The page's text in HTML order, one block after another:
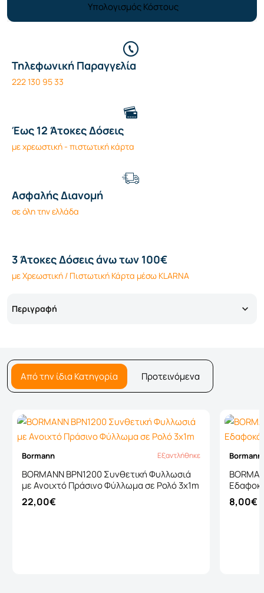
Υπολογισμός Κόστους
Τηλεφωνική Παραγγελία
222 130 95 33
Έως 12 Άτοκες Δόσεις
με χρεωστική - πιστωτική κάρτα
Ασφαλής Διανομή
σε όλη την ελλάδα
3 Άτοκες Δόσεις άνω των 100€
με Χρεωστική / Πιστωτική Κάρτα μέσω KLARNA
Περιγραφή
Από την ίδια Κατηγορία Προτεινόμενα
Εξαντλήθηκε
Bormann Εξαντλήθηκε
BORMANN BPN1200 Συνθετική Φυλλωσιά
με Ανοιχτό Πράσινο Φύλλωμα σε Ρολό 3x1m
22,00€
Bormann
8,00€